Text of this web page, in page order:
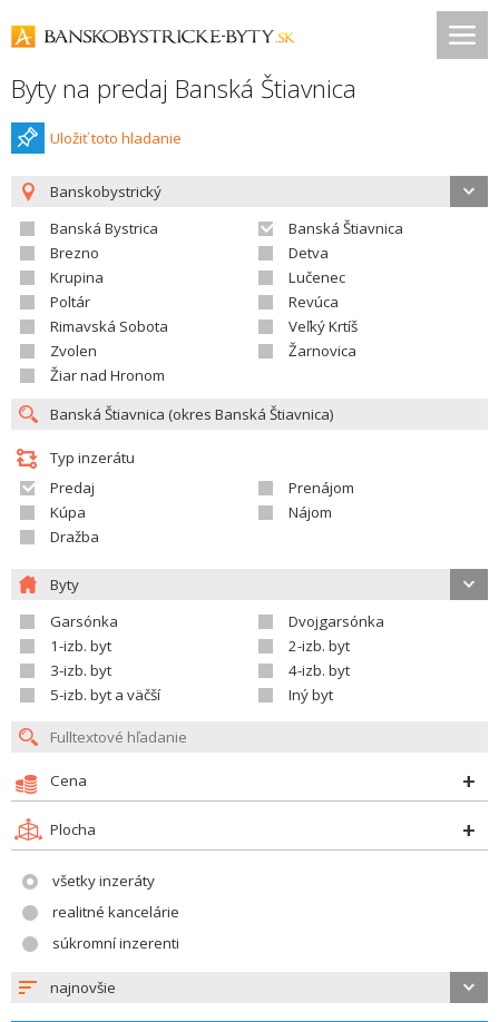
Byty na predaj Banská Štiavnica
Uložiť toto hladanie
Banskobystrický
Banská Bystrica
Banská Štiavnica
Brezno
Detva
Krupina
Lučenec
Poltár
Revúca
Rimavská Sobota
Veľký Krtíš
Zvolen
Žarnovica
Žiar nad Hronom
Typ inzerátu
Predaj
Prenájom
Kúpa
Nájom
Dražba
Byty
Garsónka
Dvojgarsónka
1-izb. byt
2-izb. byt
3-izb. byt
4-izb. byt
5-izb. byt a väčší
Iný byt
Cena
Plocha
všetky inzeráty
realitné kancelárie
súkromní inzerenti
najnovšie